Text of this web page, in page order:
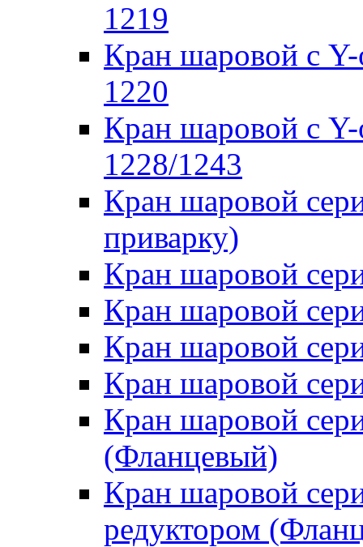
1219
Кран шаровой с
1220
Кран шаровой с
1228/1243
Кран шаровой
приварку)
Кран шаровой
Кран шаровой
Кран шаровой
Кран шаровой
Кран шаровой
(Фланцевый)
Кран шаровой
редуктором